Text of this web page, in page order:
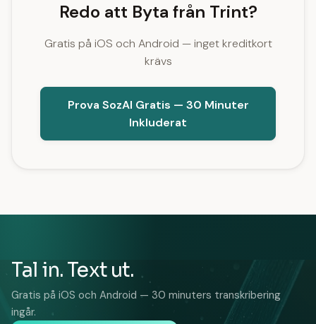
Redo att Byta från Trint?
Gratis på iOS och Android — inget kreditkort
krävs
Prova SozAI Gratis — 30 Minuter
Inkluderat
Tal in. Text ut.
Gratis på iOS och Android — 30 minuters transkribering
ingår.